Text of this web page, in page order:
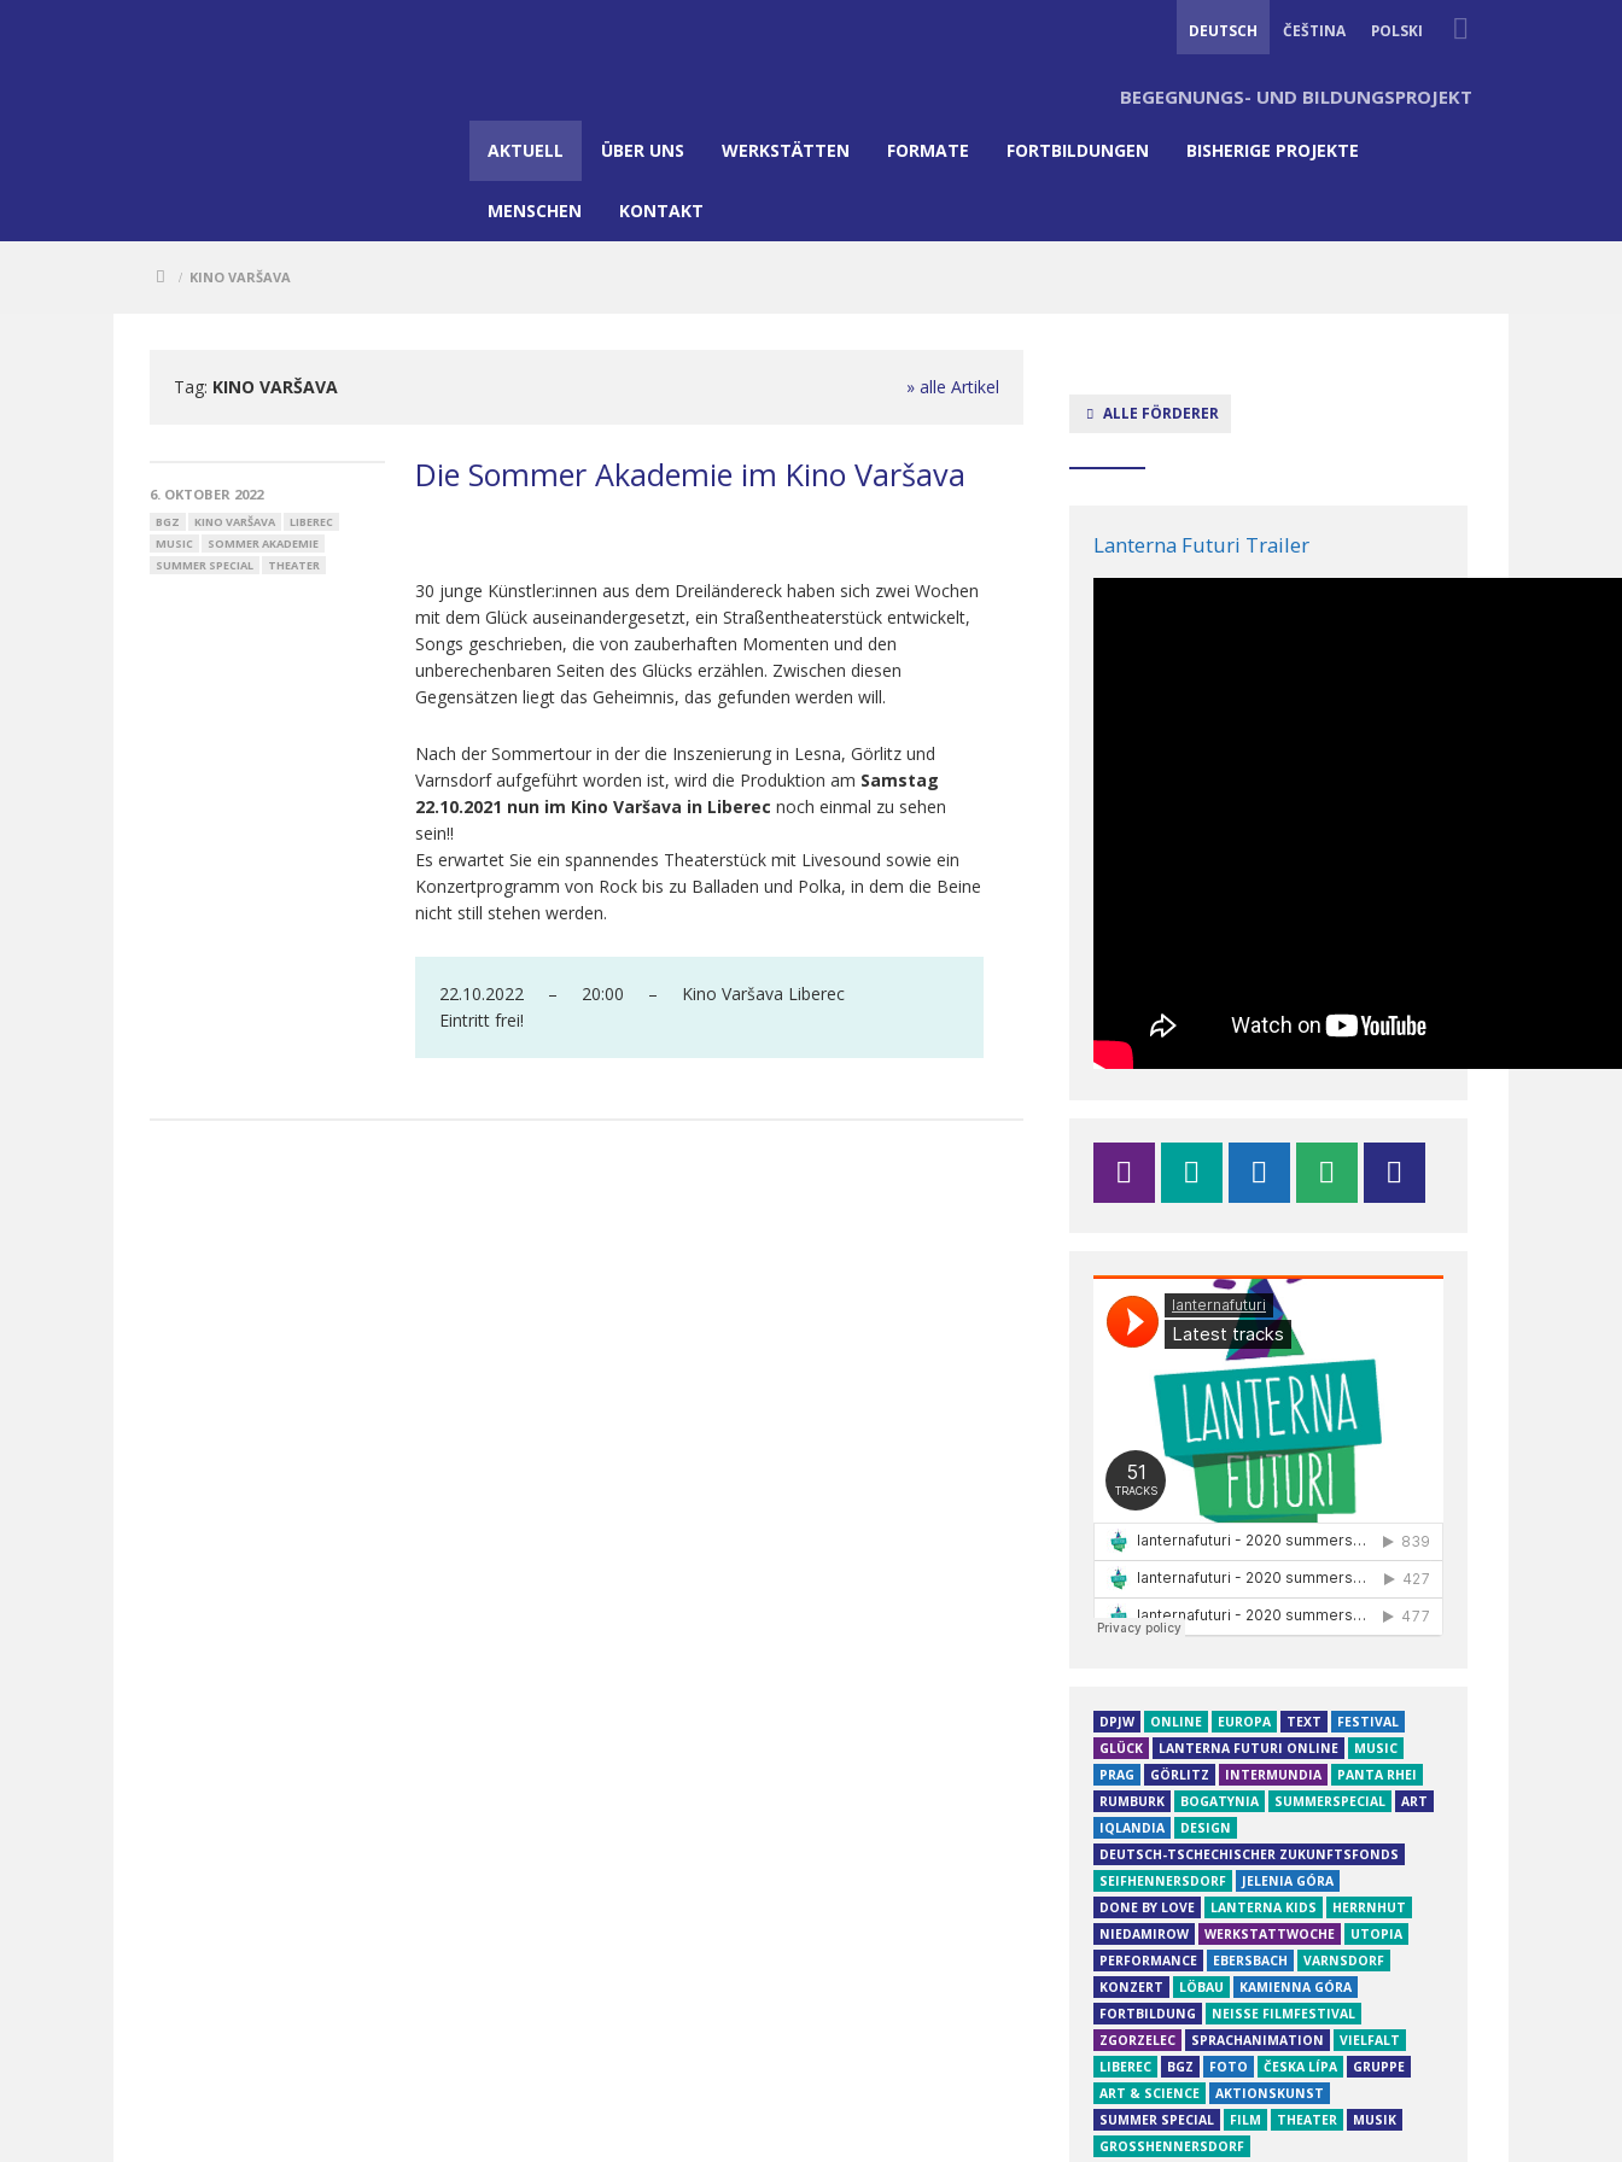
DEUTSCH ČEŠTINA POLSKI
BEGEGNUNGS- UND BILDUNGSPROJEKT
AKTUELL ÜBER UNS WERKSTÄTTEN FORMATE FORTBILDUNGEN BISHERIGE PROJEKTE
MENSCHEN KONTAKT
/ KINO VARŠAVA
Tag: KINO VARŠAVA » alle Artikel
6. OKTOBER 2022
BGZ KINO VARŠAVA
LIBEREC
MUSIC
SOMMER AKADEMIE
SUMMER SPECIAL
THEATER
Die Sommer Akademie im Kino Varšava
30 junge Künstler:innen aus dem Dreiländereck haben sich zwei Wochen
mit dem Glück auseinandergesetzt, ein Straßentheaterstück entwickelt,
Songs geschrieben, die von zauberhaften Momenten und den
unberechenbaren Seiten des Glücks erzählen. Zwischen diesen
Gegensätzen liegt das Geheimnis, das gefunden werden will.
Nach der Sommertour in der die Inszenierung in Lesna, Görlitz und
Varnsdorf aufgeführt worden ist, wird die Produktion am Samstag
22.10.2021 nun im Kino Varšava in Liberec noch einmal zu sehen
sein!!
Es erwartet Sie ein spannendes Theaterstück mit Livesound sowie ein
Konzertprogramm von Rock bis zu Balladen und Polka, in dem die Beine
nicht still stehen werden.
22.10.2022 – 20:00 – Kino Varšava Liberec
Eintritt frei!
ALLE FÖRDERER
Lanterna Futuri Trailer
DPJW ONLINE EUROPA TEXT
FESTIVAL
GLÜCK
LANTERNA FUTURI ONLINE
MUSIC
PRAG
GÖRLITZ INTERMUNDIA
PANTA RHEI
RUMBURK
BOGATYNIA SUMMERSPECIAL
ART
IQLANDIA
DESIGN
DEUTSCH-TSCHECHISCHER ZUKUNFTSFONDS
SEIFHENNERSDORF
JELENIA GÓRA
DONE BY LOVE
LANTERNA KIDS
HERRNHUT
NIEDAMIROW
WERKSTATTWOCHE
UTOPIA
PERFORMANCE
EBERSBACH
VARNSDORF
KONZERT
LÖBAU
KAMIENNA GÓRA
FORTBILDUNG
NEISSE FILMFESTIVAL
ZGORZELEC
SPRACHANIMATION
VIELFALT
LIBEREC
BGZ FOTO ČESKA LÍPA
GRUPPE
ART & SCIENCE
AKTIONSKUNST
SUMMER SPECIAL
FILM THEATER
MUSIK
GROSSHENNERSDORF